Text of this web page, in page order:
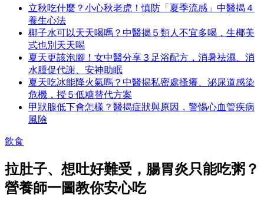
立秋吃什麼？小心秋老虎！慎防「夏季流感」中醫揭４
養生心法
椰子水可以天天喝嗎？中醫揭５類人不宜多喝，生椰美
式也別天天喝
夏天更該泡腳！女中醫分享３足浴配方，消暑祛濕、消
水腫促代謝、安神助眠
夏天吃冰能降火氣嗎？中醫揭私密處搔癢、泌尿道感染
危機，授５低糖替代方案
甲狀腺低下會怎樣？醫揭症狀與原因，警惕心血管疾病
風險
飲食
拉肚子、想吐好難受，腸胃炎只能吃粥？
營養師一圖教你安心吃